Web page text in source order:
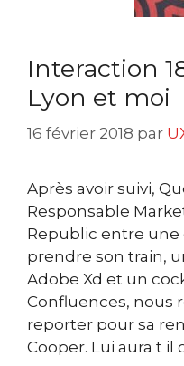
Interaction
Lyon et moi
16 février 2018 par
Après avoir suivi,
Responsable
Republic entre
prendre son train,
Adobe Xd et un
Confluences, nous
reporter pour sa
Cooper. Lui aura t il